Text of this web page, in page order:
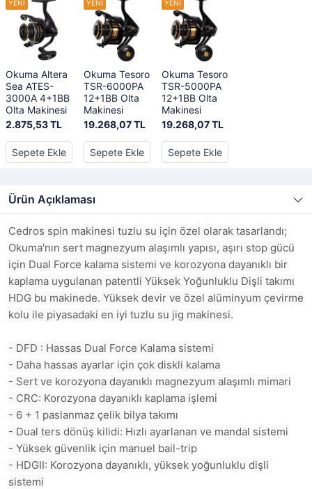
Okuma Altera
Sea ATES-
3000A 4+1BB
Olta Makinesi
2.875,53 TL
Sepete Ekle
Okuma Tesoro
TSR-6000PA
12+1BB Olta
Makinesi
19.268,07 TL
Sepete Ekle
Okuma Tesoro
TSR-5000PA
12+1BB Olta
Makinesi
19.268,07 TL
Sepete Ekle
Ürün Açıklaması
Cedros spin makinesi tuzlu su için özel olarak tasarlandı;
Okuma'nın sert magnezyum alaşımlı yapısı, aşırı stop gücü
için Dual Force kalama sistemi ve korozyona dayanıklı bir
kaplama uygulanan patentli Yüksek Yoğunluklu Dişli takımı
HDG bu makinede. Yüksek devir ve özel alüminyum çevirme
kolu ile piyasadaki en iyi tuzlu su jig makinesi.
- DFD : Hassas Dual Force Kalama sistemi
- Daha hassas ayarlar için çok diskli kalama
- Sert ve korozyona dayanıklı magnezyum alaşımlı mimari
- CRC: Korozyona dayanıklı kaplama işlemi
- 6 + 1 paslanmaz çelik bilya takımı
- Dual ters dönüş kilidi: Hızlı ayarlanan ve mandal sistemi
- Yüksek güvenlik için manuel bail-trip
- HDGII: Korozyona dayanıklı, yüksek yoğunluklu dişli
sistemi